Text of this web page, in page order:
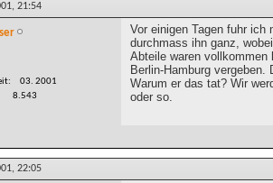
21:54
03. 2001
8.543
Vor einigen Tagen fuhr ich
durchmass ihn ganz,
Abteile waren
Berlin-Hamburg
Warum er das tat? Wir
oder so.
22:05